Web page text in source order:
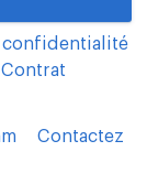
confidentialité
Contrat
Contactez